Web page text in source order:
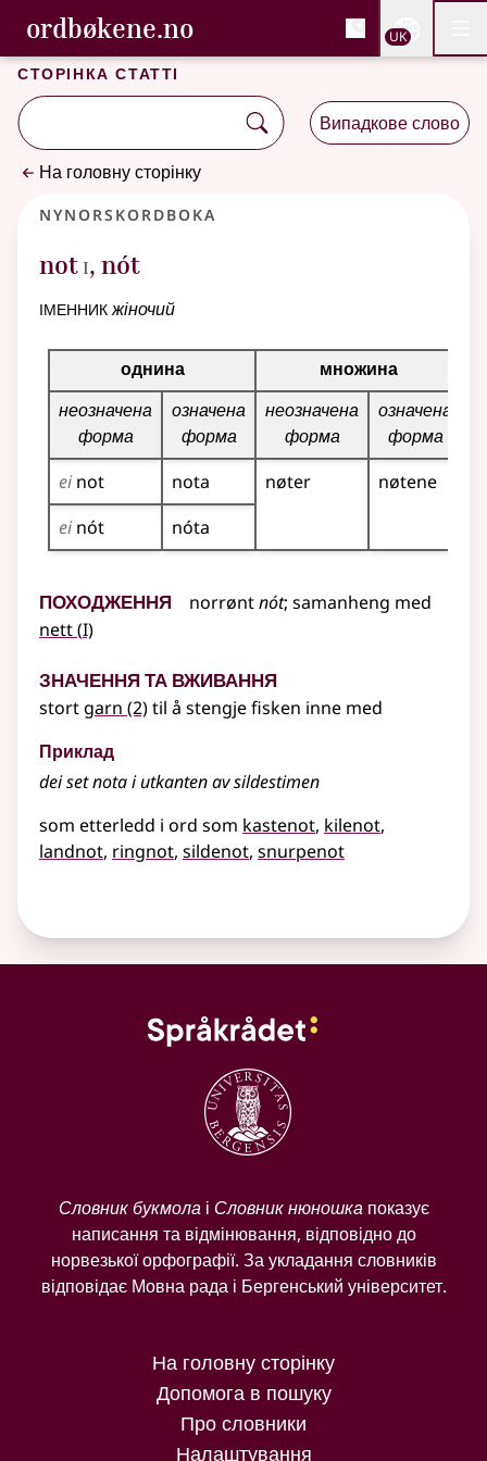
Перейти до основного вмісту
Доступність
ordbøkene.no, Cловник букмола та
Cловник букмола та Словник нюношка
UK
Сторінка статті
Випадкове слово
На головну сторінку
Nynorskordboka
not 1
I, nót
іменникжіночий
Таблиця відмінювання для цього іменника
однина
множина
неозначена
форма
означена
форма
неозначена
форма
означена
форма
ei not nota nøter
nøtene
ei nót nóta
Походження norrøntnót; samanheng med
nett(1
I)
Значення та вживання
stort garn (2)til å stengje fisken inne med
Приклад
dei set nota i utkanten av sildestimen
som etterledd i ord som kastenot kilenot
landnot ringnot sildenot snurpenot
Словник букмолаі Словник нюношкапоказує
написання та відмінювання, відповідно до
норвезької орфографії. За укладання словників
відповідає Мовна рада і Бергенський університет.
На головну сторінку
Допомога в пошуку
Про словники
Налаштування